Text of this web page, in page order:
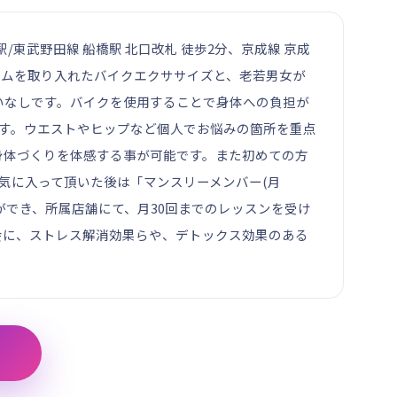
/東武野田線 船橋駅 北口改札 徒歩2分、京成線 京成
を取り入れたバイクエクササイズと、老若男女が
しです。バイクを使用することで身体への負担が
ウエストやヒップなど個人でお悩みの箇所を重点
づくりを体感する事が可能です。また初めての方
に入って頂いた後は「マンスリーメンバー(月
き、所属店舗にて、月30回までのレッスンを受け
、ストレス解消効果らや、デトックス効果のある